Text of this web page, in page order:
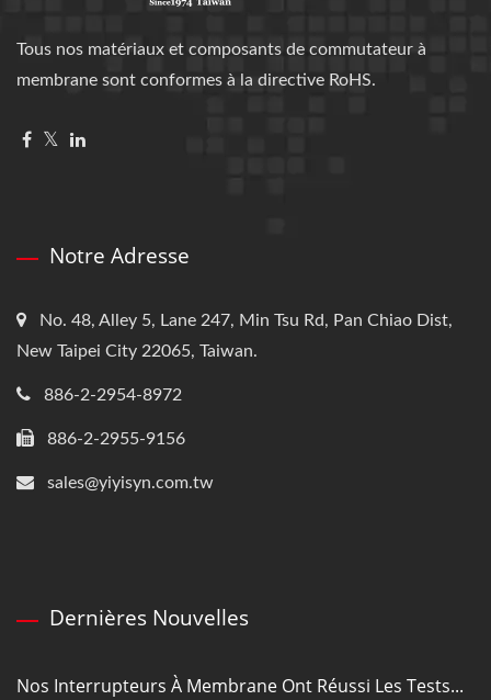
Tous nos matériaux et composants de commutateur à
membrane sont conformes à la directive RoHS.
Notre Adresse
No. 48, Alley 5, Lane 247, Min Tsu Rd, Pan Chiao Dist,
New Taipei City 22065, Taiwan.
886-2-2954-8972
886-2-2955-9156
sales@yiyisyn.com.tw
Dernières Nouvelles
Nos Interrupteurs À Membrane Ont Réussi Les Tests...